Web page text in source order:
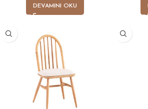
DEVAMINI OKU